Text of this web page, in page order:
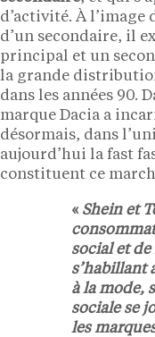
d’activité. À
d’un secondaire, il
principal et un
la grande
dans les années 90.
marque Dacia a
désormais, dans
aujourd’hui la fast
constituent ce
« Shein et
social et de
s’habillant
à la mode,
sociale se
les